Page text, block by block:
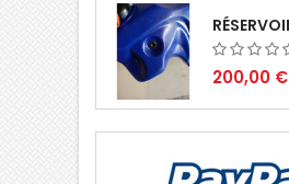
200,00 €